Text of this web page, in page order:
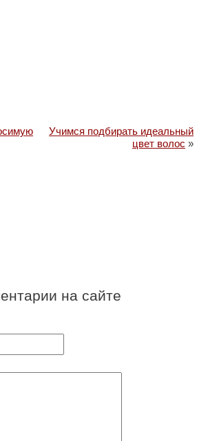
Учимся подбирать идеальный
цвет волос »
на сайте